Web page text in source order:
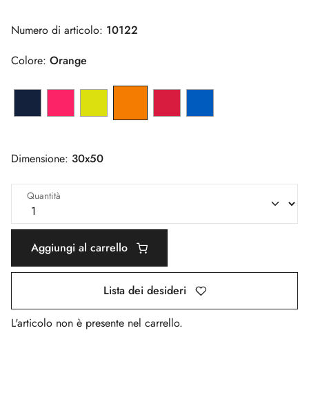
Numero di articolo: 10122
Colore: Orange
Dimensione: 30x50
Quantità
Aggiungi al carrello
Lista dei desideri
L'articolo non è presente nel carrello.